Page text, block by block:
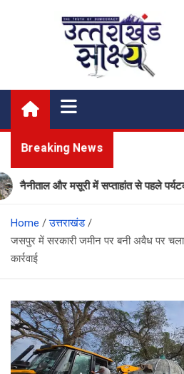
Uttarakhand
My News Portal
Breaking News
मसूरी में सप्ताहांत से पहले पर्यटकों की बढ़ी
Home
उत्तराखंड
जसपुर में सरकारी जमीन पर बनी अवैध पर
कार्रवाई